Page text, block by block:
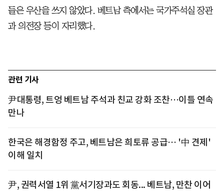
들은 우산을 쓰지 않았다. 베트남 측에서는 국가주석실 장관
과 의전장 등이 자리했다.
관련 기사
尹대통령, 트엉 베트남 주석과 친교 강화 조찬…이틀 연속
만나
한국은 해경함정 주고, 베트남은 희토류 공급… '中 견제'
이해 일치
尹, 권력서열 1위 黨서기장과도 회동... 베트남, 만찬 이어